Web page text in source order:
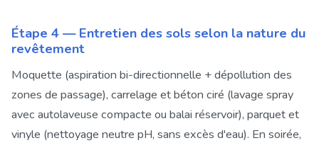
Étape 4 — Entretien des sols selon la nature du
revêtement
Moquette (aspiration bi-directionnelle + dépollution des
zones de passage), carrelage et béton ciré (lavage spray
avec autolaveuse compacte ou balai réservoir), parquet et
vinyle (nettoyage neutre pH, sans excès d'eau). En soirée,